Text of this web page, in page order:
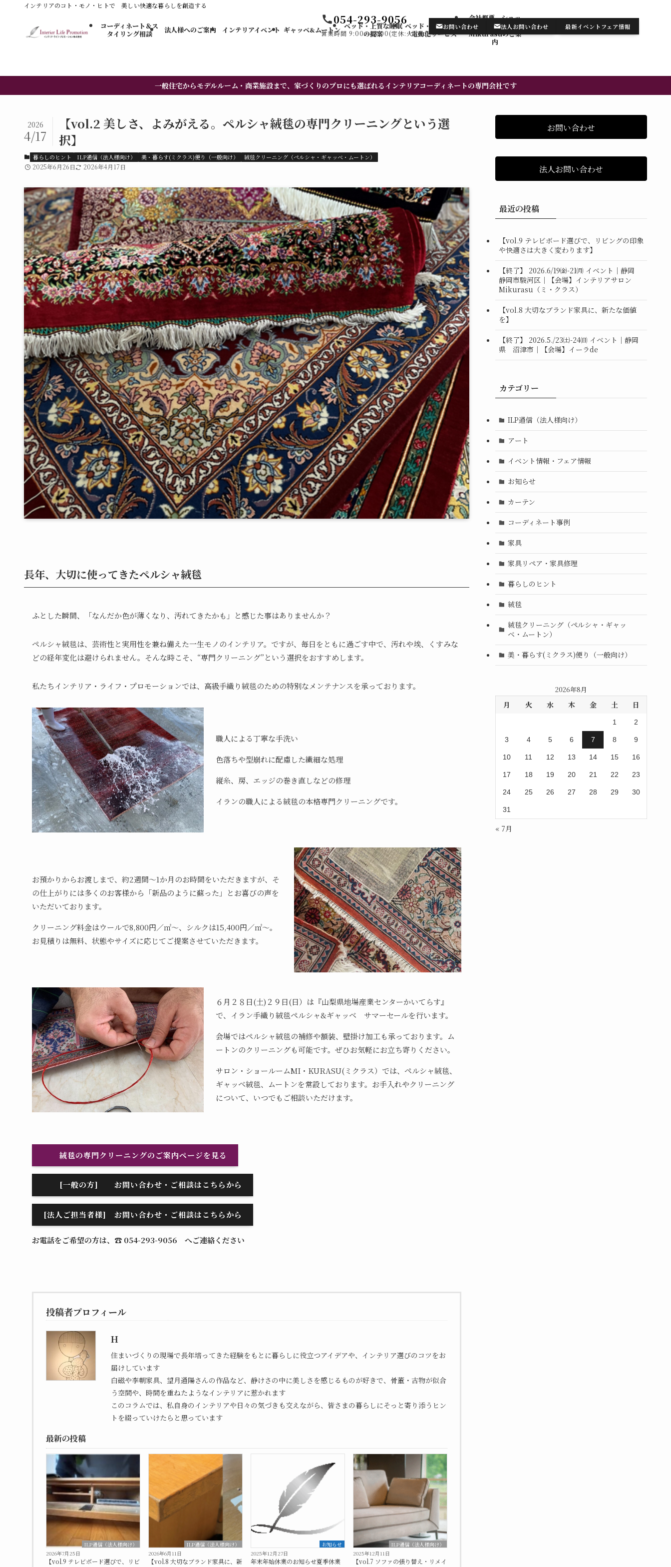
インテリアのコト・モノ・ヒトで 美しい快適な暮らしを創造する
コーディネート＆ス
タイリング​相談
法人様へのご案内 インテリアイベント ギャッベ&ムートン ベッド・上質な睡眠
の提案
ベッド・カーテンの
電動化サービス
会社概要 ショッ
プ・サロン
Mikurasuのご案
内​
お知らせ/最新情報 お問い合わせ
一般住宅からモデルルーム・商業施設まで、家づくりのプロにも選ばれるインテリアコーディネートの専門会社です
【vol.2 美しさ、よみがえる。ペルシャ絨毯の専門クリーニングという選
択】
2026
4/17
暮らしのヒント ILP通信（法人様向け） 美・暮らす(ミクラス)便り（一般向け） 絨毯クリーニング（ペルシャ・ギャッベ・ムートン）
2025年6月26日 2026年4月17日
長年、大切に使ってきたペルシャ絨毯
ふとした瞬間、「なんだか色が薄くなり、汚れてきたかも」と感じた事はありませんか？
ペルシャ絨毯は、芸術性と実用性を兼ね備えた一生モノのインテリア。ですが、毎日をともに過ごす中で、汚れや埃、くすみな
どの経年変化は避けられません。そんな時こそ、“専門クリーニング”という選択をおすすめします。
私たちインテリア・ライフ・プロモーションでは、高級手織り絨毯のための特別なメンテナンスを承っております。
職人による丁寧な手洗い
色落ちや型崩れに配慮した繊細な処理
縦糸、房、エッジの巻き直しなどの修理
イランの職人による絨毯の本格専門クリーニングです。
お預かりからお渡しまで、約2週間～1か月のお時間をいただきますが、そ
の仕上がりには多くのお客様から「新品のように蘇った」とお喜びの声を
いただいております。
クリーニング料金はウールで8,800円／㎡～、シルクは15,400円／㎡～。
お見積りは無料、状態やサイズに応じてご提案させていただきます。
６月２８日(土)２９日(日）は『山梨県地場産業センターかいてらす』
で、イラン手織り絨毯ペルシャ&ギャッベ サマーセールを行います。
会場ではペルシャ絨毯の補修や額装、壁掛け加工も承っております。ム
ートンのクリーニングも可能です。ぜひお気軽にお立ち寄りください。
サロン・ショールームMI・KURASU(ミクラス）では、ペルシャ絨毯、
ギャッベ絨毯、ムートンを常設しております。お手入れやクリーニング
について、いつでもご相談いただけます。
絨毯の専門クリーニングのご案内ページを見る
[一般の方] お問い合わせ・ご相談はこちらから
[法人ご担当者様] お問い合わせ・ご相談はこちらから
お電話をご希望の方は、☎ 054-293-9056 へご連絡ください
投稿者プロフィール
H
住まいづくりの現場で長年培ってきた経験をもとに暮らしに役立つアイデアや、インテリア選びのコツをお
届けしています
白磁や李朝家具、望月通陽さんの作品など、静けさの中に美しさを感じるものが好きで、骨董・古物が似合
う空間や、時間を重ねたようなインテリアに惹かれます
このコラムでは、私自身のインテリアや日々の気づきも交えながら、皆さまの暮らしにそっと寄り添うヒン
トを綴っていけたらと思っています
最新の投稿
ILP通信（法人様向け）
2026年7月25日
【vol.9 テレビボード選びで、リビ
ILP通信（法人様向け）
2026年6月11日
【vol.8 大切なブランド家具に、新
お知らせ
2025年12月27日
年末年始休業のお知らせ夏季休業
ILP通信（法人様向け）
2025年12月11日
【vol.7 ソファの張り替え・リメイ
お問い合わせ
法人お問い合わせ
最近の投稿
【vol.9 テレビボード選びで、リビングの印象
や快適さは大きく変わります】
【終了】 2026.6/19㈮-21㈪ イベント｜静岡
静岡市駿河区｜【会場】インテリアサロン
Mikurasu（ミ・クラス）
【vol.8 大切なブランド家具に、新たな価値
を】
【終了】 2026.5./23㈯-24㈰ イベント｜静岡
県 沼津市｜【会場】イーラde
カテゴリー
ILP通信（法人様向け）
アート
イベント情報・フェア情報
お知らせ
カーテン
コーディネート事例
家具
家具リペア・家具修理
暮らしのヒント
絨毯
絨毯クリーニング（ペルシャ・ギャッ
ベ・ムートン）
美・暮らす(ミクラス)便り（一般向け）
2026年8月
月 火 水 木 金 土 日
1 2
3 4 5 6 7 8 9
10 11 12 13 14 15 16
17 18 19 20 21 22 23
24 25 26 27 28 29 30
31
« 7月
054-293-9056
営業時間 9:00〜18:00(定休:火・水)
お問い合わせ 法人お問い合わせ 最新イベントフェア情報